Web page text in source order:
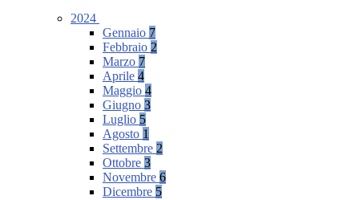
2024
Gennaio 7
Febbraio 2
Marzo 7
Aprile 4
Maggio 4
Giugno 3
Luglio 5
Agosto 1
Settembre 2
Ottobre 3
Novembre 6
Dicembre 5